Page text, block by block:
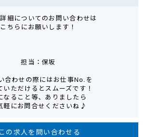
細についてのお問い合わせは
こちらにお願いします！
担当：保坂
合わせの際にはお仕事No.を
いただけるとスムーズです！
なること等、ありましたら
軽にお問合せくださいね♪
この求人を問い合わせる